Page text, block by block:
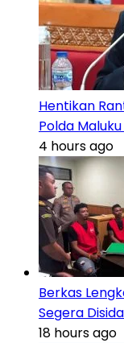
Hentikan
Polda
4 hours ago
Berkas
Segera
18 hours ago